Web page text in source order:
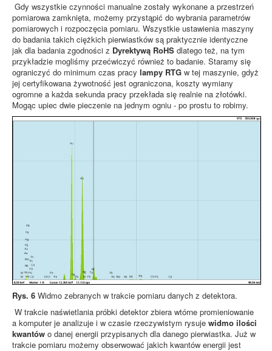
Gdy wszystkie czynności manualne zostały wykonane a przestrzeń
pomiarowa zamknięta, możemy przystąpić do wybrania parametrów
pomiarowych i rozpoczęcia pomiaru. Wszystkie ustawienia maszyny
do badania takich ciężkich pierwiastków są praktycznie identyczne
jak dla badania zgodności z Dyrektywą RoHS dlatego też, na tym
przykładzie mogliśmy przećwiczyć również to badanie. Staramy się
ograniczyć do minimum czas pracy lampy RTG w tej maszynie, gdyż
jej certyfikowana żywotność jest ograniczona, koszty wymiany
ogromne a każda sekunda pracy przekłada się realnie na złotówki.
Mogąc upiec dwie pieczenie na jednym ogniu - po prostu to robimy.
Rys. 6 Widmo zebranych w trakcie pomiaru danych z detektora.
W trakcie naświetlania próbki detektor zbiera wtórne promieniowanie
a komputer je analizuje i w czasie rzeczywistym rysuje widmo ilości
kwantów o danej energii przypisanych dla danego pierwiastka. Już w
trakcie pomiaru możemy obserwować jakich kwantów energii jest